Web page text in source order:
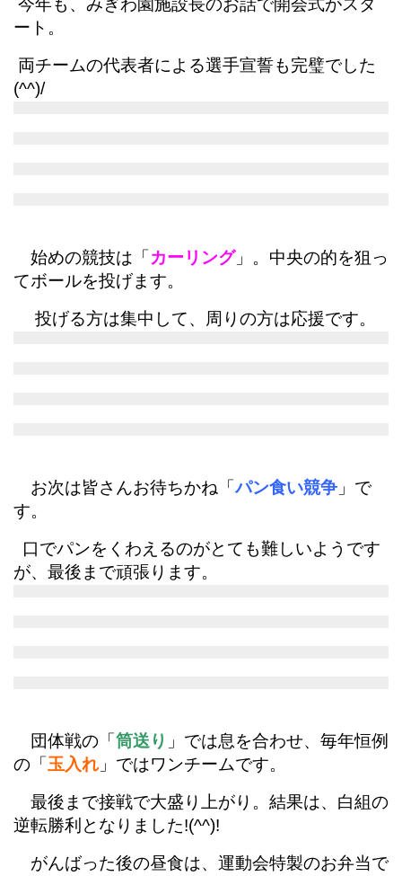
今年も、みぎわ園施設長のお話で開会式がスタ
ート。
両チームの代表者による選手宣誓も完璧でした
(^^)/
始めの競技は「 カーリング」。中央の的を狙っ
てボールを投げます。
投げる方は集中して、周りの方は応援です。
お次は皆さんお待ちかね「パン食い競争 」で
す。
口でパンをくわえるのがとても難しいようです
が、 最後まで頑張ります。
団体戦の「 筒送り 」では息を合わせ、毎年恒例
の「 玉入れ」ではワンチームです。
最後まで接戦で大盛り上がり。結果は、白組の
逆転勝利となりました!(^^)!
がんばった後の昼食は、運動会特製のお弁当で